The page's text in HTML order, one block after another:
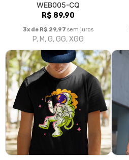
WEB005-CQ
R$ 89,90
3x de R$ 29,97 sem juros
P, M, G, GG, XGG